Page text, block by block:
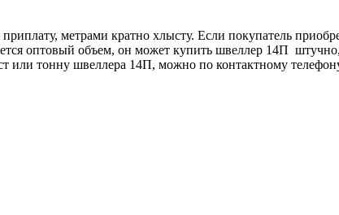
метрами кратно хлысту. Если покупатель
оптовый объем, он может купить швеллер 14П
или тонну швеллера 14П, можно по контактному